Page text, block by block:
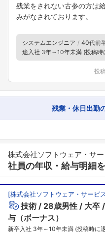
残業をされない古参の方は
みがなされております。
システムエンジニア 40代前
途入社 3年～10年未満 (投稿時
投
残業・休日出勤
株式会社ソフトウェア・サー
社員の年収・給与明細
[株式会社ソフトウェア・サービス
技術 28歳男性 大卒
与（ボーナス）
新卒入社 3年～10年未満 (投稿時に